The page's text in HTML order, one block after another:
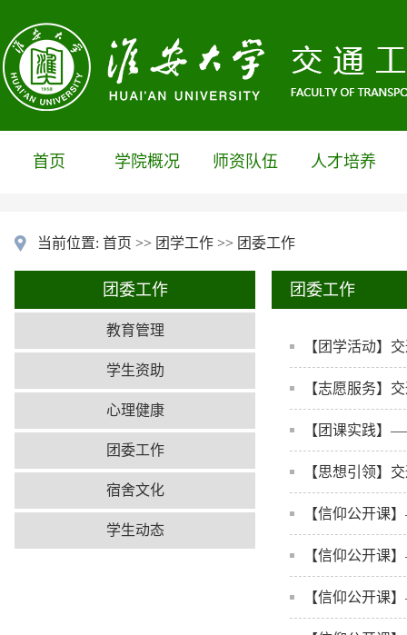
首页 学院概况 师资队伍 人才培养
当前位置: 首页 >> 团学工作 >> 团委工作
团委工作
教育管理
学生资助
心理健康
团委工作
宿舍文化
学生动态
团委工作
【团学活动】
【志愿服务】
【团课实践】
【思想引领】
【信仰公开课
【信仰公开课
【信仰公开课